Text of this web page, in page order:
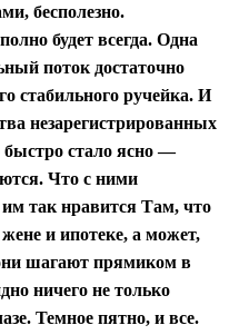
бесполезно.
будет всегда. Одна
поток достаточно
стабильного ручейка. И
незарегистрированных
быстро стало ясно —
Что с ними
им так нравится Там, что
и ипотеке, а может,
шагают прямиком в
ничего не только
Темное пятно, и все.